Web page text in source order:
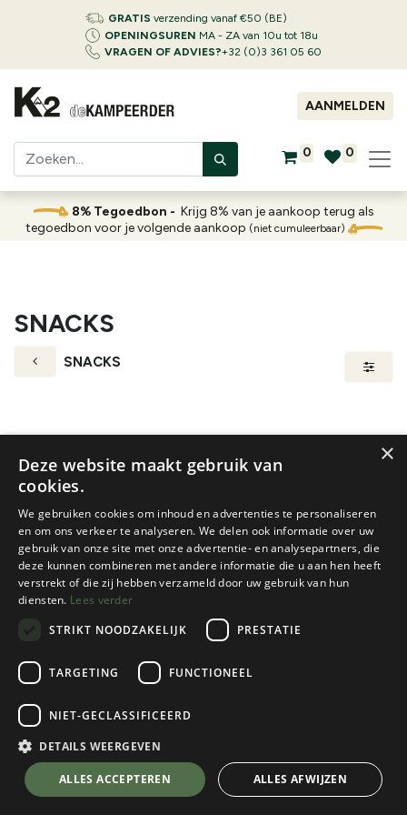
GRATIS verzending vanaf €50 (BE)
OPENINGSUREN MA - ZA van 10u tot 18u
VRAGEN OF ADVIES?+32 (0)3 361 05 60
AANMELDEN
0 0
8% Tegoedbon - Krijg 8% van je aankoop terug als
tegoedbon voor je volgende aankoop (niet cumuleerbaar)
SNACKS
SNACKS
Real On The Go
PROTEIN BAR BLUEBERRY &
1 color(s) available
Real On The Go
1 color(s) available
×
Deze website maakt gebruik van
cookies.
We gebruiken cookies om inhoud en advertenties te personaliseren
en om ons verkeer te analyseren. We delen ook informatie over uw
gebruik van onze site met onze advertentie- en analysepartners, die
deze kunnen combineren met andere informatie die u aan hen heeft
verstrekt of die zij hebben verzameld door uw gebruik van hun
diensten. Lees verder
STRIKT NOODZAKELIJK
PRESTATIE
TARGETING FUNCTIONEEL
NIET-GECLASSIFICEERD
DETAILS WEERGEVEN
ALLES ACCEPTEREN ALLES AFWIJZEN